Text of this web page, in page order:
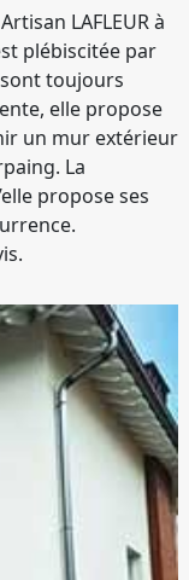
LAFLEUR à
plébiscitée par
toujours
elle propose
un mur extérieur
La
propose ses